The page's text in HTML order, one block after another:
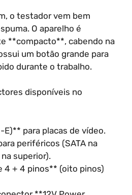
o testador vem bem
O aparelho é
**compacto**, cabendo na
um botão grande para
durante o trabalho.
disponíveis no
E)** para placas de vídeo.
periféricos (SATA na
superior).
4 + 4 pinos** (oito pinos)